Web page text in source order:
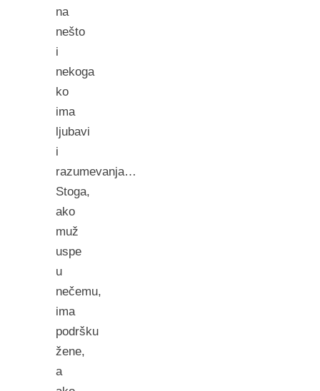
na
nešto
i
nekoga
ko
ima
ljubavi
i
razumevanja…
Stoga,
ako
muž
uspe
u
nečemu,
ima
podršku
žene,
a